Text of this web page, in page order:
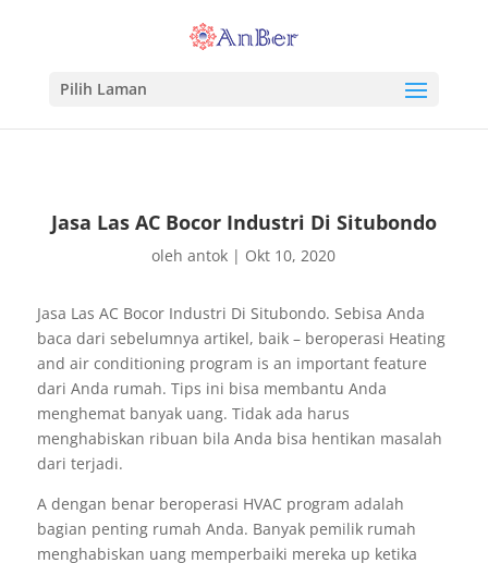
Pilih Laman
Jasa Las AC Bocor Industri Di Situbondo
olehantok | Okt 10, 2020
Jasa Las AC Bocor Industri Di Situbondo. Sebisa Anda
baca dari sebelumnya artikel, baik – beroperasi Heating
and air conditioning program is an important feature
dari Anda rumah. Tips ini bisa membantu Anda
menghemat banyak uang. Tidak ada harus
menghabiskan ribuan bila Anda bisa hentikan masalah
dari terjadi.
A dengan benar beroperasi HVAC program adalah
bagian penting rumah Anda. Banyak pemilik rumah
menghabiskan uang memperbaiki mereka up ketika